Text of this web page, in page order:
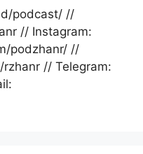
podcast/ //
// Instagram:
podzhanr/ //
// Telegram: